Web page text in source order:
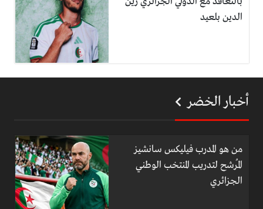
الدين بلعيد
أخبار الخضر
من هو المدرب فيليكس سانشيز
المُرشح لتدريب المنتخب الوطني
الجزائري